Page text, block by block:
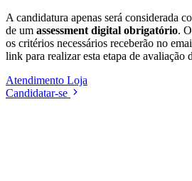
A candidatura apenas será considerada
de um assessment digital obrigatório.
os critérios necessários receberão no
link para realizar esta etapa de avaliação
Atendimento Loja
Candidatar-se